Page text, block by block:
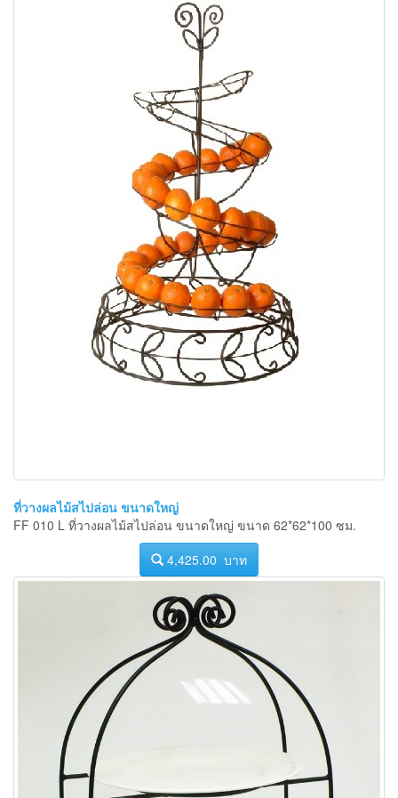
ที่วางผลไม้สไปล่อน ขนาดใหญ่
FF 010 L ที่วางผลไม้สไปล่อน ขนาดใหญ่ ขนาด 62*62*100 ซม.
4,425.00 บาท